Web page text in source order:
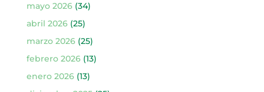
mayo 2026(34)
abril 2026(25)
marzo 2026(25)
febrero 2026(13)
enero 2026(13)